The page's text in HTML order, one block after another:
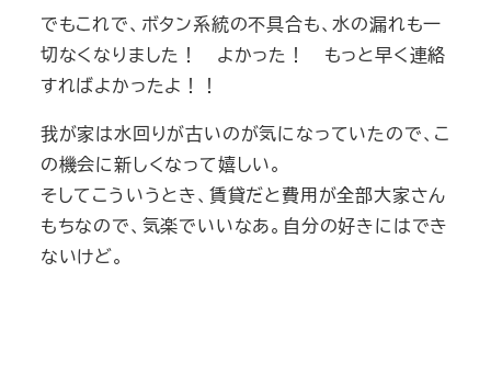
でもこれで、ボタン系統の不具合も、水の漏れも一
切なくなりました！ よかった！ もっと早く連絡
すればよかったよ！！
我が家は水回りが古いのが気になっていたので、こ
の機会に新しくなって嬉しい。
そしてこういうとき、賃貸だと費用が全部大家さん
もちなので、気楽でいいなあ。自分の好きにはでき
ないけど。